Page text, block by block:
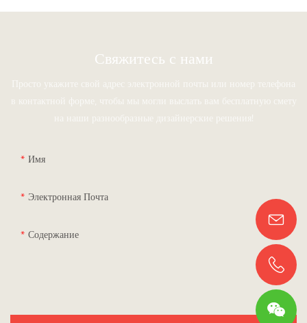
Свяжитесь с нами
Просто укажите свой адрес электронной почты или номер телефона
в контактной форме, чтобы мы могли выслать вам бесплатную смету
на наши разнообразные дизайнерские решения!
Имя
Электронная Почта
Содержание